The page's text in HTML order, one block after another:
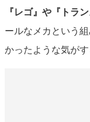
『レゴ』や『トラ
ールなメカという
かったような気が